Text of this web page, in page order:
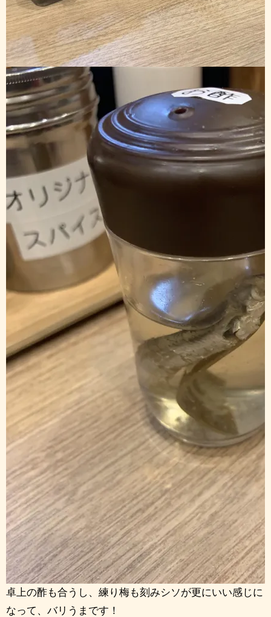
卓上の酢も合うし、練り梅も刻みシソが更にいい感じに
なって、バリうまです！